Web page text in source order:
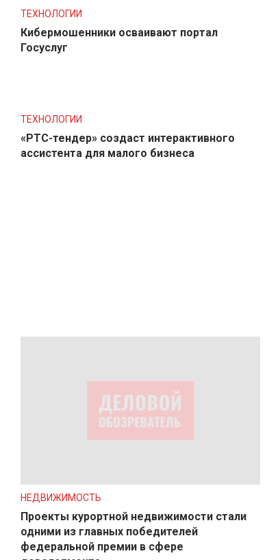
ТЕХНОЛОГИИ
Кибермошенники осваивают портал
Госуслуг
ТЕХНОЛОГИИ
«РТС-тендер» создаст интерактивного
ассистента для малого бизнеса
НЕДВИЖИМОСТЬ
Проекты курортной недвижимости стали
одними из главных победителей
федеральной премии в сфере